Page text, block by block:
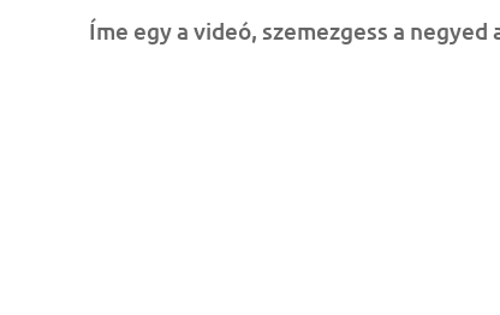
Íme egy a videó, szemezgess a